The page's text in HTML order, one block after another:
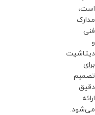
است،
مدارک
فنی
و
دیتاشیت
برای
تصمیم
دقیق
ارائه
می‌شود.